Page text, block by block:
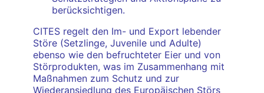
berücksichtigen.
CITES regelt den Im- und Export lebender
Störe (Setzlinge, Juvenile und Adulte)
ebenso wie den befruchteter Eier und von
Störprodukten, was im Zusammenhang mit
Maßnahmen zum Schutz und zur
Wiederansiedlung des Europäischen Störs